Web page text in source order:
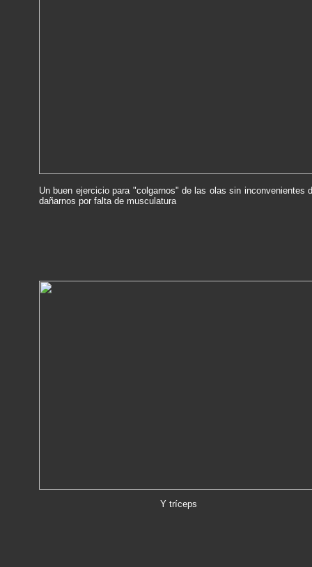
Un buen ejercicio para "colgarnos" de las olas sin inconvenientes
dañarnos por falta de musculatura
Y tríceps